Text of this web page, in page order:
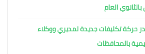
العام
حركة تكليفات جديدة لمديري ووكلاء
بالمحافظات